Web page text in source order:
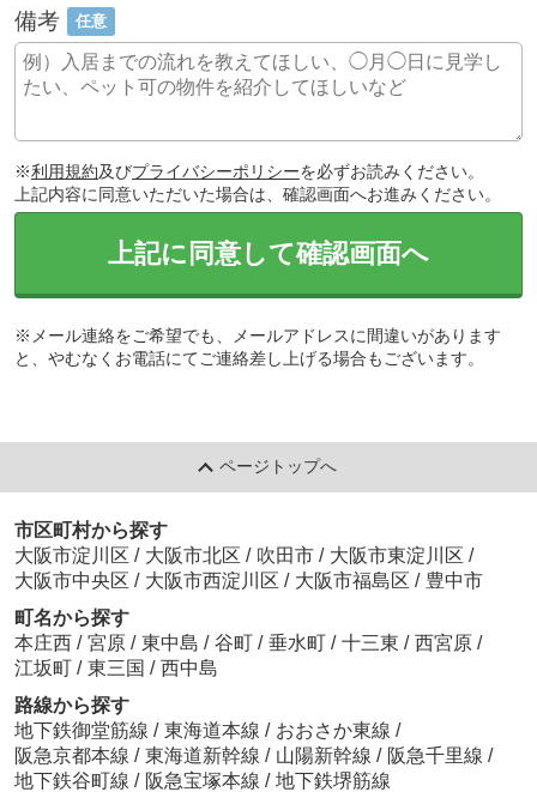
備考 任意
※利用規約及びプライバシーポリシーを必ずお読みください。
上記内容に同意いただいた場合は、確認画面へお進みください。
上記に同意して確認画面へ
※メール連絡をご希望でも、メールアドレスに間違いがあります
と、やむなくお電話にてご連絡差し上げる場合もございます。
ページトップへ
市区町村から探す
大阪市淀川区 / 大阪市北区 / 吹田市 / 大阪市東淀川区 /
大阪市中央区 / 大阪市西淀川区 / 大阪市福島区 / 豊中市
町名から探す
本庄西 / 宮原 / 東中島 / 谷町 / 垂水町 / 十三東 / 西宮原 /
江坂町 / 東三国 / 西中島
路線から探す
地下鉄御堂筋線 / 東海道本線 / おおさか東線 /
阪急京都本線 / 東海道新幹線 / 山陽新幹線 / 阪急千里線 /
地下鉄谷町線 / 阪急宝塚本線 / 地下鉄堺筋線